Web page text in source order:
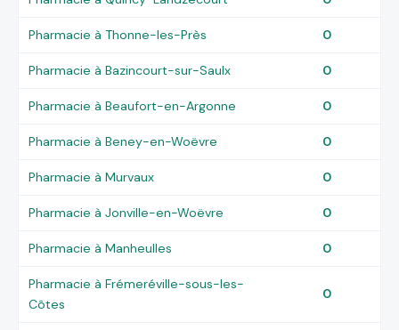
Pharmacie à Thonne-les-Près 0
Pharmacie à Bazincourt-sur-Saulx 0
Pharmacie à Beaufort-en-Argonne 0
Pharmacie à Beney-en-Woëvre 0
Pharmacie à Murvaux 0
Pharmacie à Jonville-en-Woëvre 0
Pharmacie à Manheulles 0
Pharmacie à Frémeréville-sous-les-
Côtes
0